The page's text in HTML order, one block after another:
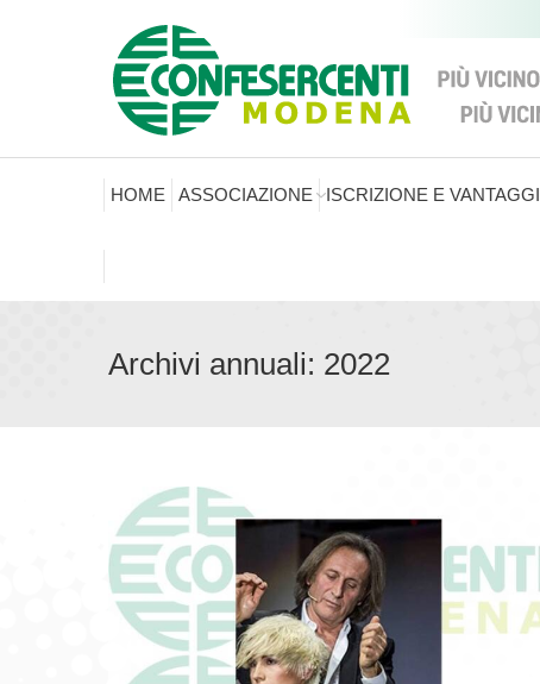
HOME ASSOCIAZIONE ISCRIZIONE E VANTAGGI
Archivi annuali: 2022